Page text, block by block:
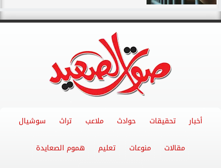
أخبار تحقيقات حوادث ملاعب تراث سوشيال
مقالات منوعات تعليم هموم الصعايدة